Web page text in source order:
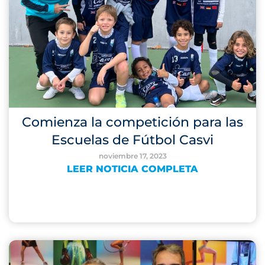
Comienza la competición para las
Escuelas de Fútbol Casvi
noviembre 17, 2023
LEER NOTICIA COMPLETA